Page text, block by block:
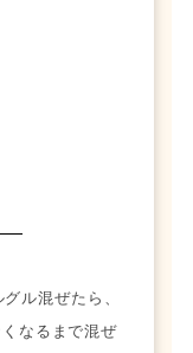
ル混ぜたら、
なるまで混ぜ